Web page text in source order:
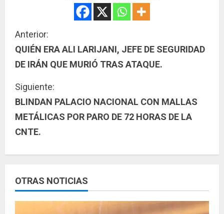
S
i
u
e
y
e
Anterior:
QUIÉN ERA ALI LARIJANI, JEFE DE SEGURIDAD
DE IRÁN QUE MURIÓ TRAS ATAQUE.
Siguiente:
BLINDAN PALACIO NACIONAL CON MALLAS
METÁLICAS POR PARO DE 72 HORAS DE LA
CNTE.
OTRAS NOTICIAS